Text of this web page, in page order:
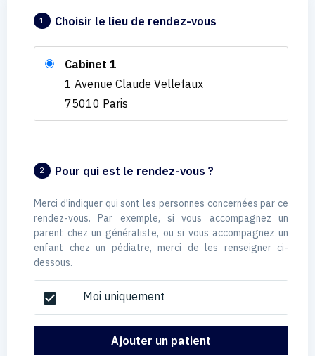
1 Choisir le lieu de rendez-vous
Cabinet 1
1 Avenue Claude Vellefaux
75010 Paris
2 Pour qui est le rendez-vous ?
Merci d'indiquer qui sont les personnes concernées par ce
rendez-vous. Par exemple, si vous accompagnez un
parent chez un généraliste, ou si vous accompagnez un
enfant chez un pédiatre, merci de les renseigner ci-
dessous.
check_box Moi uniquement
Ajouter un patient